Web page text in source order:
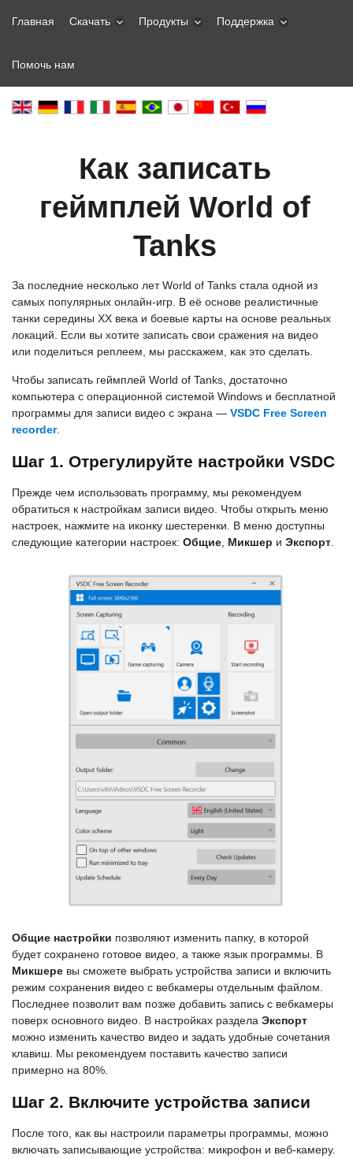
Главная Скачать Продукты Поддержка
Помочь нам
Как записать
геймплей World of
Tanks
За последние несколько лет World of Tanks стала одной из
самых популярных онлайн-игр. В её основе реалистичные
танки середины XX века и боевые карты на основе реальных
локаций. Если вы хотите записать свои сражения на видео
или поделиться реплеем, мы расскажем, как это сделать.
Чтобы записать геймплей World of Tanks, достаточно
компьютера с операционной системой Windows и бесплатной
программы для записи видео с экрана — VSDC Free Screen
recorder.
Шаг 1. Отрегулируйте настройки VSDC
Прежде чем использовать программу, мы рекомендуем
обратиться к настройкам записи видео. Чтобы открыть меню
настроек, нажмите на иконку шестеренки. В меню доступны
следующие категории настроек: Общие Микшер и Экспорт
Общие настройки позволяют изменить папку, в которой
будет сохранено готовое видео, а также язык программы. В
Микшере вы сможете выбрать устройства записи и включить
режим сохранения видео с вебкамеры отдельным файлом.
Последнее позволит вам позже добавить запись с вебкамеры
поверх основного видео. В настройках раздела Экспорт
можно изменить качество видео и задать удобные сочетания
клавиш. Мы рекомендуем поставить качество записи
примерно на 80%.
Шаг 2. Включите устройства записи
После того, как вы настроили параметры программы, можно
включать записывающие устройства: микрофон и веб-камеру.